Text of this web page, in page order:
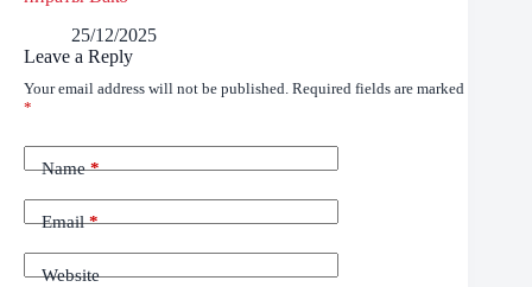
25/12/2025
Leave a Reply
Your email address will not be published. Required fields are marked
*
Name*
Email*
Website